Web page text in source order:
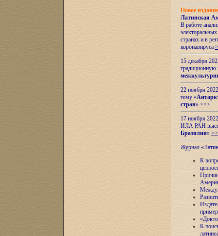
Новое
Латинская
В работе
странах и в
коронавируса
15 декабря
22 ноября
тему «
стран» >>>
17 ноября
ИЛА РАН
Бразилии»
Журнал
К
К